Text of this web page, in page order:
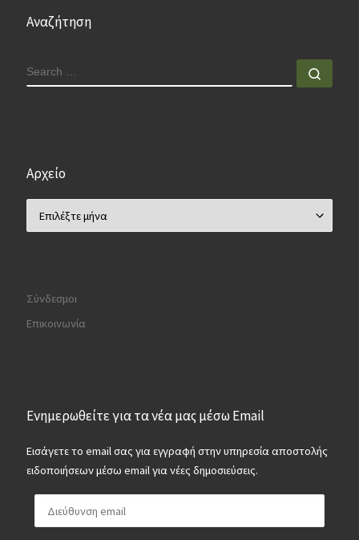
Αναζήτηση
SEARCH
Αρχείο
Σύνδεσμοι
Επικοινωνία
Ενημερωθείτε για τα νέα μας μέσω Email
Εισάγετε το email σας για εγγραφή στην υπηρεσία αποστολής
ειδοποιήσεων μέσω email για νέες δημοσιεύσεις.